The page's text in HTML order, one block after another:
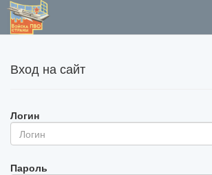
Вход на сайт
Логин
Пароль